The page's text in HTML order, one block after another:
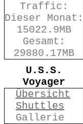
Traffic:
Dieser Monat:
15022.9MB
Gesamt:
29880.17MB
U.S.S.
Voyager
Übersicht
Shuttles
Gallerie